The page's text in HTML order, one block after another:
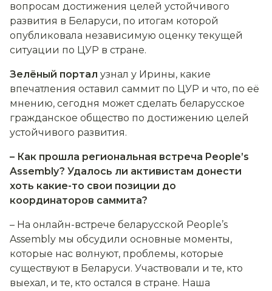
вопросам достижения целей устойчивого
развития в Беларуси, по итогам которой
опубликовала независимую оценку текущей
ситуации по ЦУР в стране.
Зелёный портал узнал у Ирины, какие
впечатления оставил саммит по ЦУР и что, по её
мнению, сегодня может сделать беларусское
гражданское общество по достижению целей
устойчивого развития.
– Как прошла региональная встреча People’s
Assembly? Удалось ли активистам донести
хоть какие-то свои позиции до
координаторов саммита?
– На онлайн-встрече беларусской People’s
Assembly мы обсудили основные моменты,
которые нас волнуют, проблемы, которые
существуют в Беларуси. Участвовали и те, кто
выехал, и те, кто остался в стране. Наша